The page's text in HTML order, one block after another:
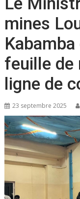
mines
feuille de
ligne de
23 septembre 2025